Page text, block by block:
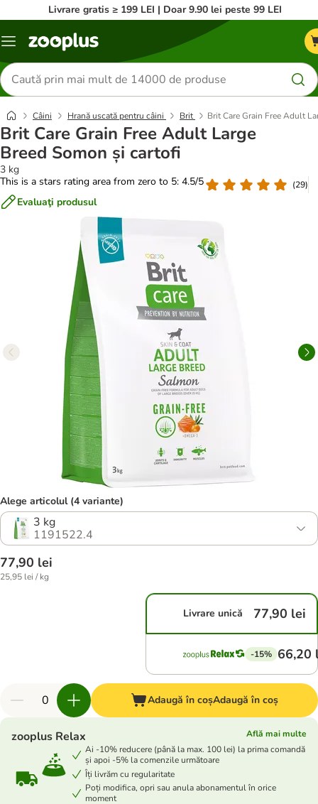
Livrare gratis ≥ 199 LEI | Doar 9.90 lei peste 99 LEI
Categorii
Căutare
produse
Câini Hrană uscată pentru câini Brit Brit Care Grain Free Adult
Brit Care Grain Free Adult Large
Breed Somon și cartofi
3 kg
This is a stars rating area from zero to 5: 4.5/5
(29)
Evaluaţi produsul
Alege articolul (4 variante)
3 kg
1191522.4
77,90 lei
25,95 lei / kg
Livrare unică 77,90 lei
-15% 66,20
Adaugă în coșAdaugă în coș
zooplus Relax
Află mai multe
Ai -10% reducere (până la max. 100 lei) la prima comandă
și apoi -5% la comenzile următoare
Îți livrăm cu regularitate
Poți modifica, opri sau anula abonamentul în orice
moment